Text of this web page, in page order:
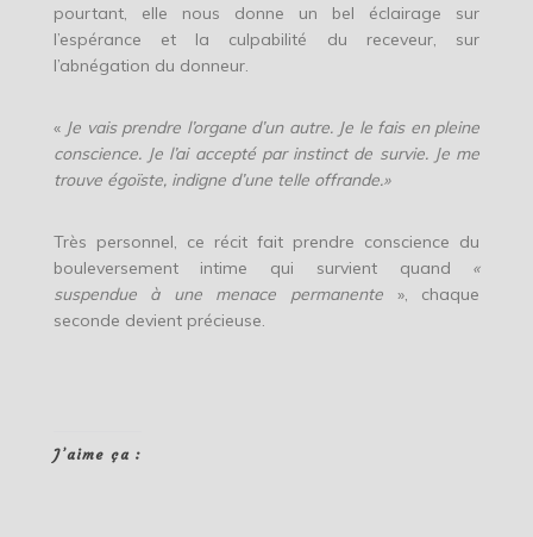
pourtant, elle nous donne un bel éclairage sur
l’espérance et la culpabilité du receveur, sur
l’abnégation du donneur.
« Je vais prendre l’organe d’un autre. Je le fais en pleine
conscience. Je l’ai accepté par instinct de survie. Je me
trouve égoïste, indigne d’une telle offrande.»
Très personnel, ce récit fait prendre conscience du
bouleversement intime qui survient quand «
suspendue à une menace permanente », chaque
seconde devient précieuse.
J’aime ça :